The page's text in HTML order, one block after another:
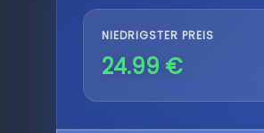
NIEDRIGSTER PREIS
24.99 €